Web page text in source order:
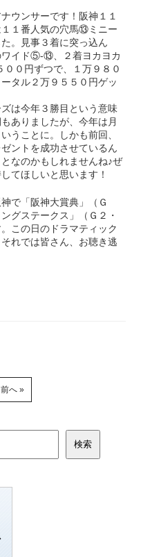
ウンサーです！阪神１１
１番人気の穴馬⑬ミニー
。見事３着に突っ込ん
ワイド⑤-⑬、２着ヨカヨカ
０円ずつで、１万９８０
タル２万９５５０円ゲッ
は今年３勝目という意味
ありましたが、今年は月
うことに。しかも前回、
ントを成功させているん
なのかもしれませんね♪ぜ
てほしいと思います！
で「阪神大賞典」（Ｇ
グステークス」（Ｇ２・
この日のドラマティック
れでは皆さん、お聴き逃
前へ »